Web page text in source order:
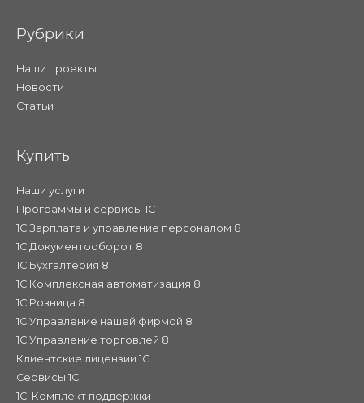
Рубрики
Наши проекты
Новости
Статьи
Купить
Наши услуги
Программы и сервисы 1С
1С:Зарплата и управление персоналом 8
1С:Документооборот 8
1С:Бухгалтерия 8
1С:Комплексная автоматизация 8
1С:Розница 8
1С:Управление нашей фирмой 8
1С:Управление торговлей 8
Клиентские лицензии 1С
Сервисы 1С
1С: Комплект поддержки